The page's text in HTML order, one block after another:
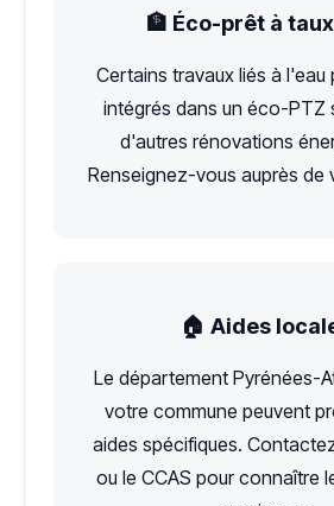
🏦 Éco-prêt à
Certains travaux liés à l'eau
intégrés dans un éco-PTZ
d'autres rénovations
Renseignez-vous auprès de
🏠 Aides
Le département Pyrénées-
votre commune peuvent
aides spécifiques.
ou le CCAS pour connaître